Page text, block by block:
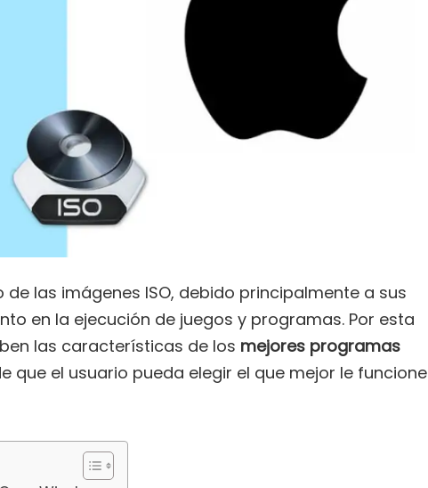
las imágenes ISO, debido principalmente a sus
en la ejecución de juegos y programas. Por esta
las características de los mejores programas
que el usuario pueda elegir el que mejor le funcione